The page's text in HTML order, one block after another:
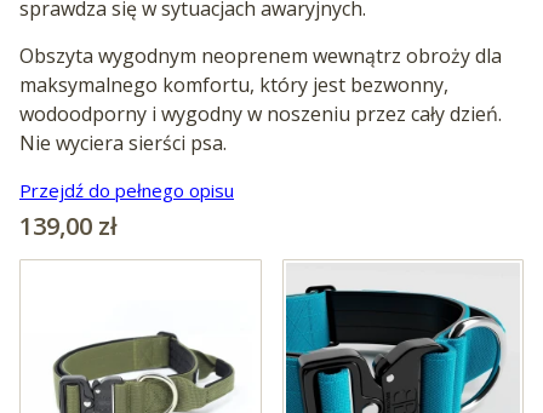
sprawdza się w sytuacjach awaryjnych.
Obszyta wygodnym neoprenem wewnątrz obroży dla
maksymalnego komfortu, który jest bezwonny,
wodoodporny i wygodny w noszeniu przez cały dzień.
Nie wyciera sierści psa.
Przejdź do pełnego opisu
Cena
139,00 zł